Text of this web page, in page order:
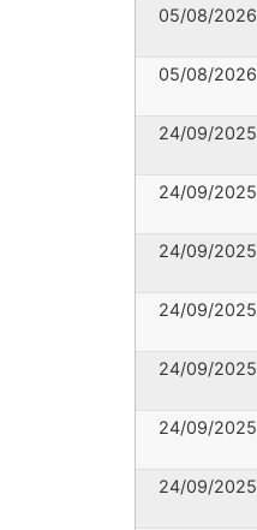
05/08/2026
05/08/2026
24/09/2025
24/09/2025
24/09/2025
24/09/2025
24/09/2025
24/09/2025
24/09/2025